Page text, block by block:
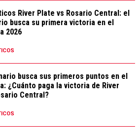
River Plate vs Rosario Central: el
busca su primera victoria en el
2026
busca sus primeros puntos en el
¿Cuánto paga la victoria de River
Central?